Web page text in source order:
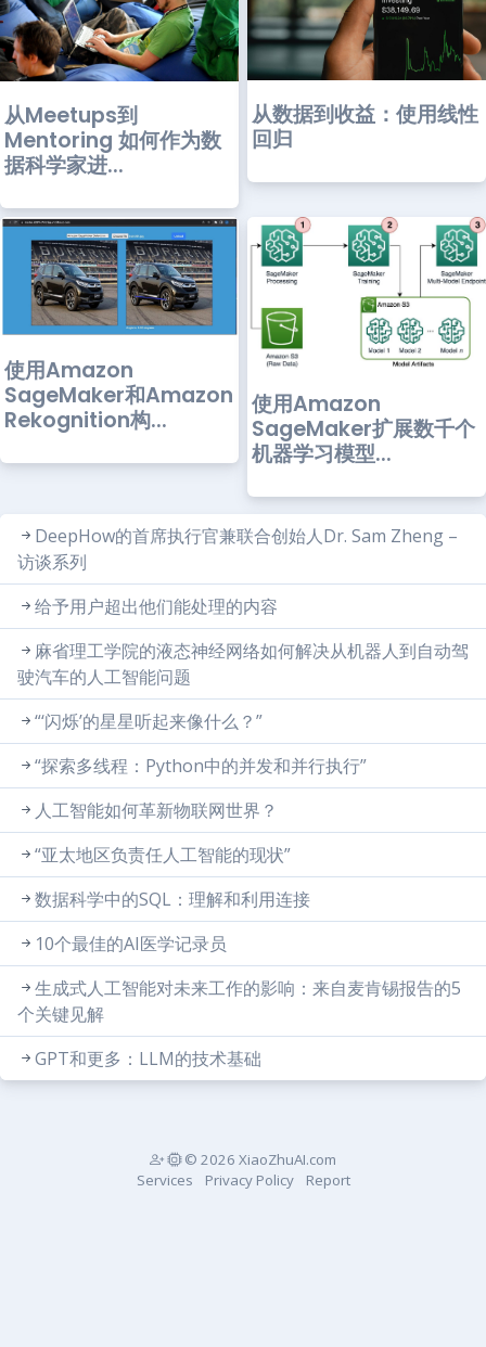
从Meetups到
Mentoring 如何作为数
据科学家进...
从数据到收益：使用线性
回归
使用Amazon
SageMaker和Amazon
Rekognition构...
使用Amazon
SageMaker扩展数千个
机器学习模型...
DeepHow的首席执行官兼联合创始人Dr. Sam Zheng –
访谈系列
给予用户超出他们能处理的内容
麻省理工学院的液态神经网络如何解决从机器人到自动驾
驶汽车的人工智能问题
“‘闪烁’的星星听起来像什么？”
“探索多线程：Python中的并发和并行执行”
人工智能如何革新物联网世界？
“亚太地区负责任人工智能的现状”
数据科学中的SQL：理解和利用连接
10个最佳的AI医学记录员
生成式人工智能对未来工作的影响：来自麦肯锡报告的5
个关键见解
GPT和更多：LLM的技术基础
© 2026 XiaoZhuAI.com
Services
Privacy Policy Report